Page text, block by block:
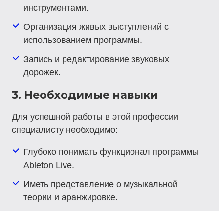
инструментами.
Организация живых выступлений с
использованием программы.
Запись и редактирование звуковых
дорожек.
3. Необходимые навыки
Для успешной работы в этой профессии
специалисту необходимо:
Глубоко понимать функционал программы
Ableton Live.
Иметь представление о музыкальной
теории и аранжировке.